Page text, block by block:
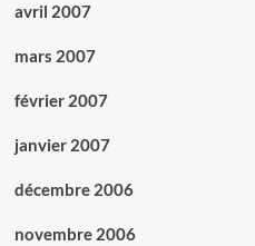
avril 2007
mars 2007
février 2007
janvier 2007
décembre 2006
novembre 2006